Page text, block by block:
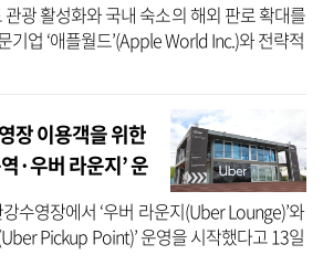
광 활성화와 국내 숙소의 해외 판로 확대를
기업 ‘애플월드’(Apple World Inc.)와 전략적
일 밝혔다. 이번 협력은 놀유니버스가 일
장 이용객을 위한
·우버 라운지’ 운
수영장에서 ‘우버 라운지(Uber Lounge)’와
Pickup Point)’ 운영을 시작했다고 13일
한강본부 문화관광과에서 진행하는 ‘한강